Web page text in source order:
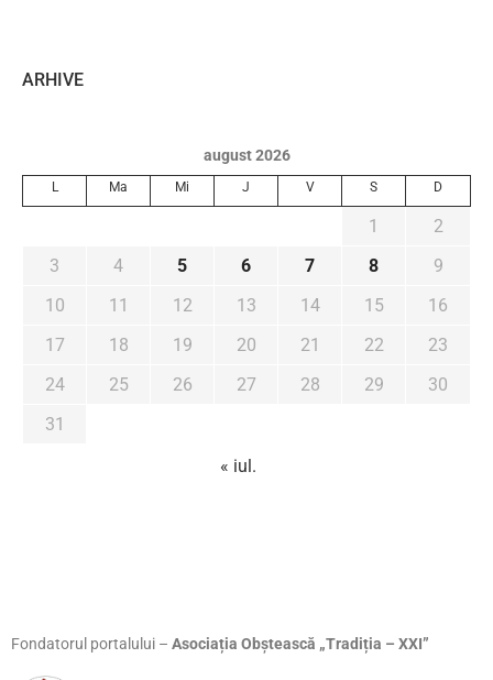
ARHIVE
august 2026
L Ma Mi J V S D
1
2
3
4 5 6 7 8
9
10
11 12 13 14 15
16
17
18 19 20 21 22
23
24
25 26 27 28 29
30
31
« iul.
Fondatorul portalului – Asociația Obștească „Tradiția – XXI”